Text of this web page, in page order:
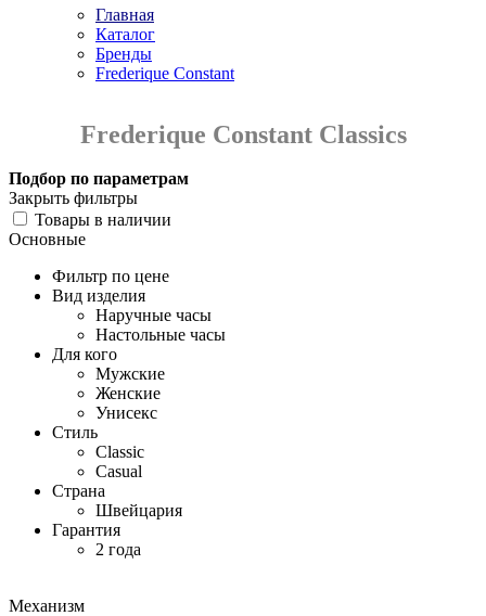
Главная
Каталог
Бренды
Frederique Constant
Frederique Constant Classics
Подбор по параметрам
Закрыть фильтры
Товары в наличии
Основные
Фильтр по цене
Вид изделия
Наручные часы
Настольные часы
Для кого
Мужские
Женские
Унисекс
Стиль
Classic
Casual
Страна
Швейцария
Гарантия
2 года
Механизм